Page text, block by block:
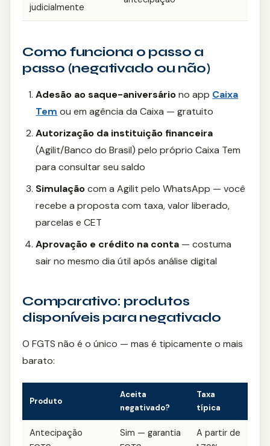
judicialmente
Como funciona o passo a
passo (negativado ou não)
Adesão ao saque-aniversáriono app Caixa
Tem ou em agência da Caixa — gratuito
Autorização da instituição financeira
(Agilit/Banco do Brasil) pelo próprio Caixa Tem
para consultar seu saldo
Simulaçãocom a Agilit pelo WhatsApp — você
recebe a proposta com taxa, valor liberado,
parcelas e CET
Aprovação e crédito na conta — costuma
sair no mesmo dia útil após análise digital
Comparativo: produtos
disponíveis para negativado
O FGTS não é o único — mas é tipicamente o mais
barato:
Produto
Aceita
negativado?
Taxa
típica
Antecipação
Sim — garantia
A partir de